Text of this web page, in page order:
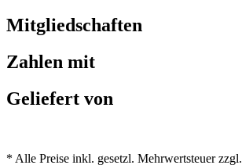
Mitgliedschaften
Zahlen mit
Geliefert von
* Alle Preise inkl. gesetzl. Mehrwertsteuer zzgl.